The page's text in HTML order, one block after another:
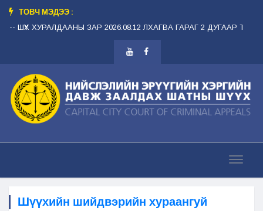
ТОВЧ МЭДЭЭ :
ШҮҮХ ХУРАЛДААНЫ ЗАР 2026.08.12 ЛХАГВА ГАРАГ 2 ДУГААР ТАНХИМ
Шүүхийн шийдвэрийн хураангуй